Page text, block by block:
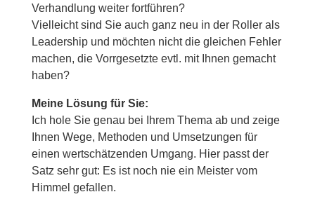
Verhandlung weiter fortführen?
Vielleicht sind Sie auch ganz neu in der Roller als
Leadership und möchten nicht die gleichen Fehler
machen, die Vorrgesetzte evtl. mit Ihnen gemacht
haben?
Meine Lösung für Sie:
Ich hole Sie genau bei Ihrem Thema ab und zeige
Ihnen Wege, Methoden und Umsetzungen für
einen wertschätzenden Umgang. Hier passt der
Satz sehr gut: Es ist noch nie ein Meister vom
Himmel gefallen.